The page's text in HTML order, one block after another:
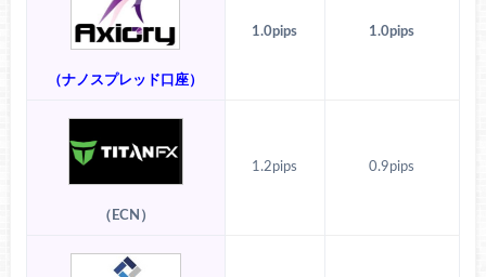
（ナノスプレッド口座）
1.0pips 1.0pips
（ECN）
1.2pips 0.9pips